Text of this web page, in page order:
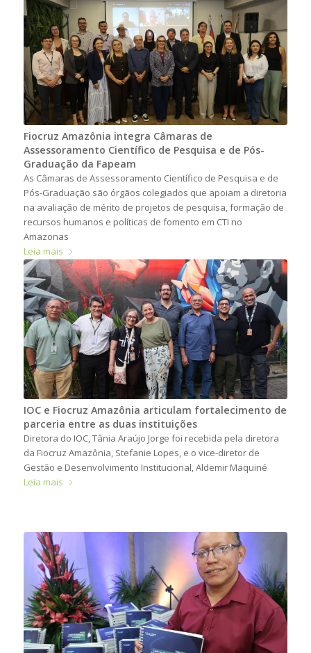
Fiocruz Amazônia integra Câmaras de
Assessoramento Científico de Pesquisa e de Pós-
Graduação da Fapeam
As Câmaras de Assessoramento Científico de Pesquisa e de
Pós-Graduação são órgãos colegiados que apoiam a diretoria
na avaliação de mérito de projetos de pesquisa, formação de
recursos humanos e políticas de fomento em CTI no
Amazonas
Leia mais
IOC e Fiocruz Amazônia articulam fortalecimento de
parceria entre as duas instituições
Diretora do IOC, Tânia Araújo Jorge foi recebida pela diretora
da Fiocruz Amazônia, Stefanie Lopes, e o vice-diretor de
Gestão e Desenvolvimento Institucional, Aldemir Maquiné
Leia mais